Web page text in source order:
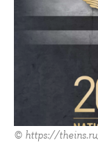
© https://